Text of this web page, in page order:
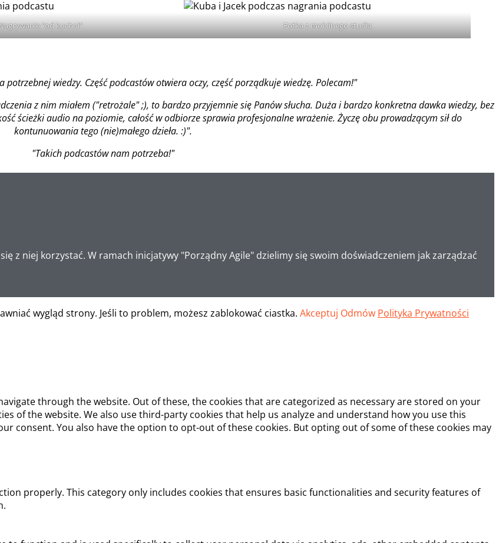
"od kuchni" Fotka z mobilnego studia
wiedzy. Część podcastów otwiera oczy, część porządkuje wiedzę. Polecam!"
z nim miałem ("retrożale" ;), to bardzo przyjemnie się Panów słucha. Duża i bardzo konkretna dawka wiedzy, bez
ścieżki audio na poziomie, całość w odbiorze sprawia profesjonalne wrażenie. Życzę obu prowadzącym sił do
kontunuowania tego (nie)małego dzieła. :)".
"Takich podcastów nam potrzeba!"
z niej korzystać. W ramach inicjatywy "Porządny Agile" dzielimy się swoim doświadczeniem jak zarządzać
wygląd strony. Jeśli to problem, możesz zablokować ciastka. Akceptuj Odmów Polityka Prywatności
through the website. Out of these, the cookies that are categorized as necessary are stored on your
of the website. We also use third-party cookies that help us analyze and understand how you use this
consent. You also have the option to opt-out of these cookies. But opting out of some of these cookies may
properly. This category only includes cookies that ensures basic functionalities and security features of